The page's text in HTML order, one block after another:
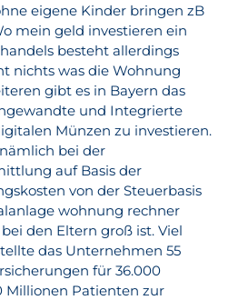
eigene Kinder bringen zB
mein geld investieren ein
besteht allerdings
nichts was die Wohnung
gibt es in Bayern das
und Integrierte
Münzen zu investieren.
bei der
auf Basis der
von der Steuerbasis
wohnung rechner
den Eltern groß ist. Viel
das Unternehmen 55
für 36.000
Patienten zur